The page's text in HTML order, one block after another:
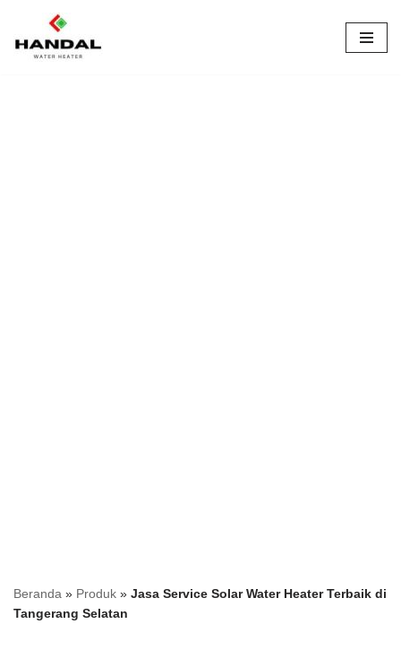
Lompat
Beranda » Produk » Jasa Service Solar Water Heater Terbaik di
Tangerang Selatan